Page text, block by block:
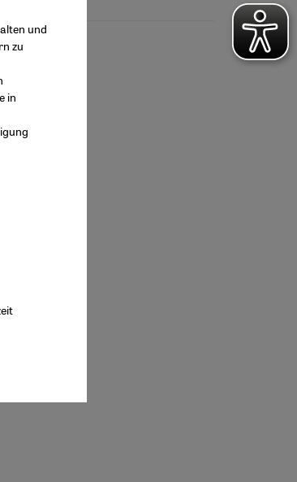
und
zu
in
Maps Embed, Google Tag Manager, Instagram Embed,